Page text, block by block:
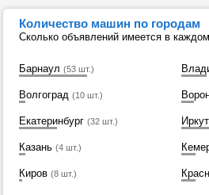
Количество машин по городам
Сколько объявлений имеется в
Барнаул (53 шт.)
Волгоград (10 шт.)
Екатеринбург (32 шт.)
Казань (4 шт.)
Киров (8 шт.)